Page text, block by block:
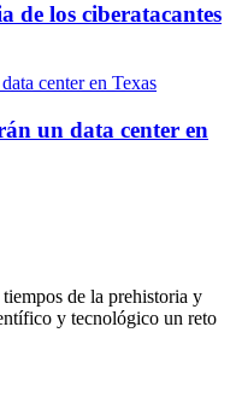
de los ciberatacantes
un data center en
tiempos de la prehistoria y
y tecnológico un reto